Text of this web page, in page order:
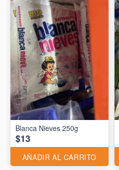
Blanca Nieves 250g
$13
AÑADIR AL CARRITO